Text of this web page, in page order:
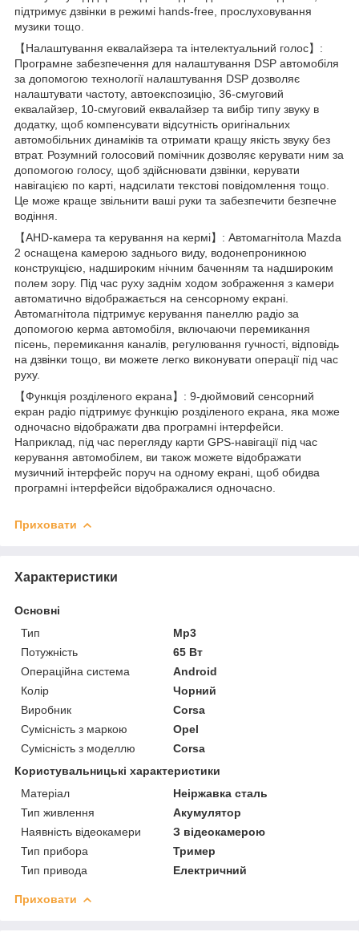
підтримує дзвінки в режимі hands-free, прослуховування
музики тощо.
【Налаштування еквалайзера та інтелектуальний голос】:
Програмне забезпечення для налаштування DSP автомобіля
за допомогою технології налаштування DSP дозволяє
налаштувати частоту, автоекспозицію, 36-смуговий
еквалайзер, 10-смуговий еквалайзер та вибір типу звуку в
додатку, щоб компенсувати відсутність оригінальних
автомобільних динаміків та отримати кращу якість звуку без
втрат. Розумний голосовий помічник дозволяє керувати ним за
допомогою голосу, щоб здійснювати дзвінки, керувати
навігацією по карті, надсилати текстові повідомлення тощо.
Це може краще звільнити ваші руки та забезпечити безпечне
водіння.
【AHD-камера та керування на кермі】: Автомагнітола Mazda
2 оснащена камерою заднього виду, водонепроникною
конструкцією, надшироким нічним баченням та надшироким
полем зору. Під час руху заднім ходом зображення з камери
автоматично відображається на сенсорному екрані.
Автомагнітола підтримує керування панеллю радіо за
допомогою керма автомобіля, включаючи перемикання
пісень, перемикання каналів, регулювання гучності, відповідь
на дзвінки тощо, ви можете легко виконувати операції під час
руху.
【Функція розділеного екрана】: 9-дюймовий сенсорний
екран радіо підтримує функцію розділеного екрана, яка може
одночасно відображати два програмні інтерфейси.
Наприклад, під час перегляду карти GPS-навігації під час
керування автомобілем, ви також можете відображати
музичний інтерфейс поруч на одному екрані, щоб обидва
програмні інтерфейси відображалися одночасно.
Приховати
Характеристики
Основні
Тип
Mp3
Потужність
65 Вт
Операційна система
Android
Колір
Чорний
Виробник
Corsa
Сумісність з маркою
Opel
Сумісність з моделлю
Corsa
Користувальницькі характеристики
Матеріал
Неіржавка сталь
Тип живлення
Акумулятор
Наявність відеокамери
З відеокамерою
Тип прибора
Тример
Тип привода
Електричний
Приховати